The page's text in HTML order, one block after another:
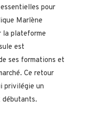
pour
Marlène
la plateforme
est
ses formations et
Ce retour
privilégie un
débutants.